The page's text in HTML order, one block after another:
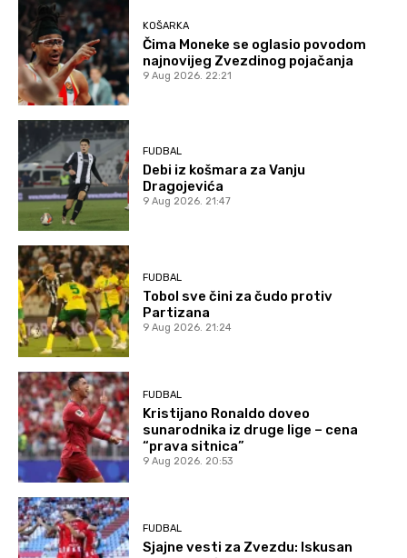
KOŠARKA
Čima Moneke se oglasio povodom
najnovijeg Zvezdinog pojačanja
9 Aug 2026. 22:21
FUDBAL
Debi iz košmara za Vanju
Dragojevića
9 Aug 2026. 21:47
FUDBAL
Tobol sve čini za čudo protiv
Partizana
9 Aug 2026. 21:24
FUDBAL
Kristijano Ronaldo doveo
sunarodnika iz druge lige – cena
“prava sitnica”
9 Aug 2026. 20:53
FUDBAL
Sjajne vesti za Zvezdu: Iskusan